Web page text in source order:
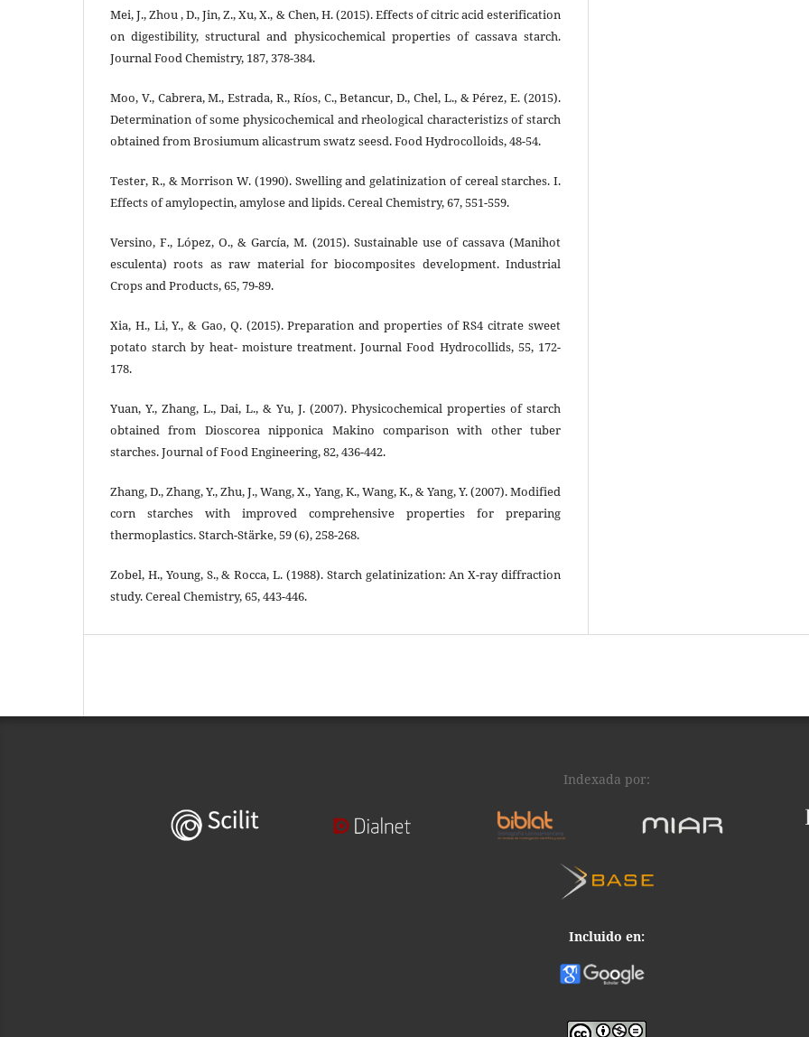
Mei, J., Zhou , D., Jin, Z., Xu, X., & Chen, H. (2015). Effects of citric acid esterification
on digestibility, structural and physicochemical properties of cassava starch.
Journal Food Chemistry, 187, 378-384.
Moo, V., Cabrera, M., Estrada, R., Ríos, C., Betancur, D., Chel, L., & Pérez, E. (2015).
Determination of some physicochemical and rheological characteristizs of starch
obtained from Brosiumum alicastrum swatz seesd. Food Hydrocolloids, 48-54.
Tester, R., & Morrison W. (1990). Swelling and gelatinization of cereal starches. I.
Effects of amylopectin, amylose and lipids. Cereal Chemistry, 67, 551-559.
Versino, F., López, O., & García, M. (2015). Sustainable use of cassava (Manihot
esculenta) roots as raw material for biocomposites development. Industrial
Crops and Products, 65, 79-89.
Xia, H., Li, Y., & Gao, Q. (2015). Preparation and properties of RS4 citrate sweet
potato starch by heat- moisture treatment. Journal Food Hydrocollids, 55, 172-
178.
Yuan, Y., Zhang, L., Dai, L., & Yu, J. (2007). Physicochemical properties of starch
obtained from Dioscorea nipponica Makino comparison with other tuber
starches. Journal of Food Engineering, 82, 436-442.
Zhang, D., Zhang, Y., Zhu, J., Wang, X., Yang, K., Wang, K., & Yang, Y. (2007). Modified
corn starches with improved comprehensive properties for preparing
thermoplastics. Starch-Stärke, 59 (6), 258-268.
Zobel, H., Young, S., & Rocca, L. (1988). Starch gelatinization: An X-ray diffraction
study. Cereal Chemistry, 65, 443-446.
Indexada por:
Incluido en: